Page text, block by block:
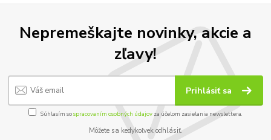
Nepremeškajte novinky, akcie a
zľavy!
Prihlásiť sa
Súhlasím sospracovaním osobných údajov za účelom zasielania newslettera.
Môžete sa kedykoľvek odhlásiť.